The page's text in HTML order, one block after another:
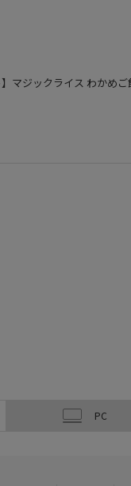
マジックライス わかめ
PC